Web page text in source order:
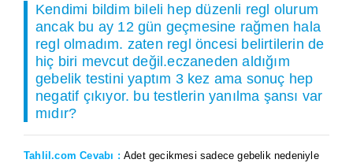
Kendimi bildim bileli hep düzenli regl olurum
ancak bu ay 12 gün geçmesine rağmen hala
regl olmadım. zaten regl öncesi belirtilerin de
hiç biri mevcut değil.eczaneden aldığım
gebelik testini yaptım 3 kez ama sonuç hep
negatif çıkıyor. bu testlerin yanılma şansı var
mıdır?
Tahlil.com Cevabı : Adet gecikmesi sadece gebelik nedeniyle